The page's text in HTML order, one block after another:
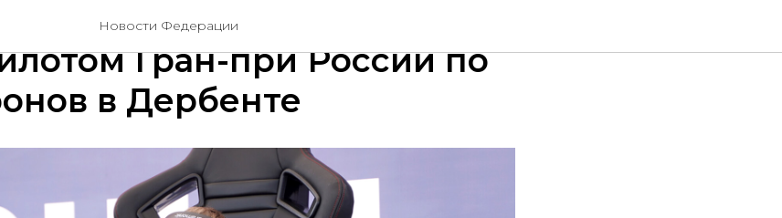
Новости Федерации
Арсений Воронин стал
Гран-при России по
в Дербенте